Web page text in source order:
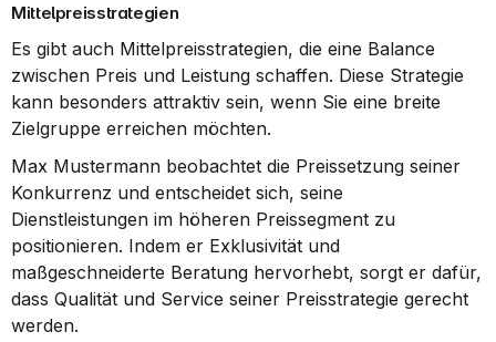
Mittelpreisstrategien
Es gibt auch Mittelpreisstrategien, die eine Balance
zwischen Preis und Leistung schaffen. Diese Strategie
kann besonders attraktiv sein, wenn Sie eine breite
Zielgruppe erreichen möchten.
Max Mustermann beobachtet die Preissetzung seiner
Konkurrenz und entscheidet sich, seine
Dienstleistungen im höheren Preissegment zu
positionieren. Indem er Exklusivität und
maßgeschneiderte Beratung hervorhebt, sorgt er dafür,
dass Qualität und Service seiner Preisstrategie gerecht
werden.